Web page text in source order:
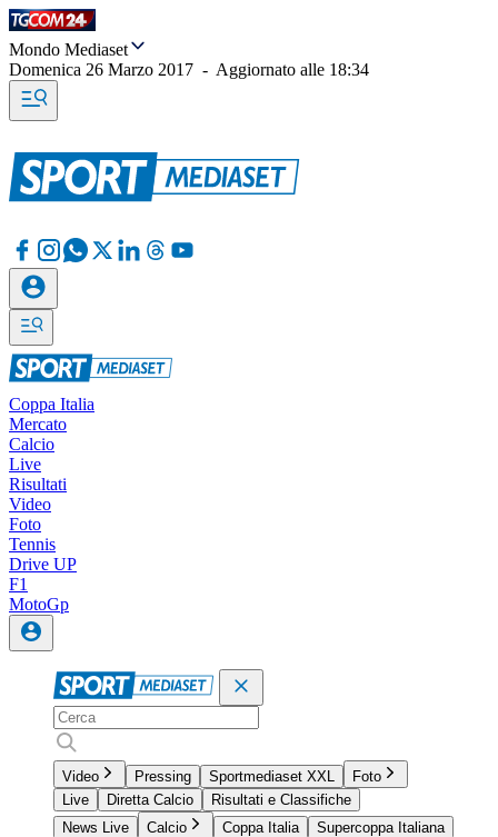
Mondo Mediaset
Domenica 26 Marzo 2017 - Aggiornato alle 18:34
Coppa Italia
Mercato
Calcio
Live
Risultati
Video
Foto
Tennis
Drive UP
F1
MotoGp
Video Pressing Sportmediaset XXL
Foto
Live
Diretta Calcio
Risultati e Classifiche
News Live
Calcio Coppa Italia
Supercoppa Italiana